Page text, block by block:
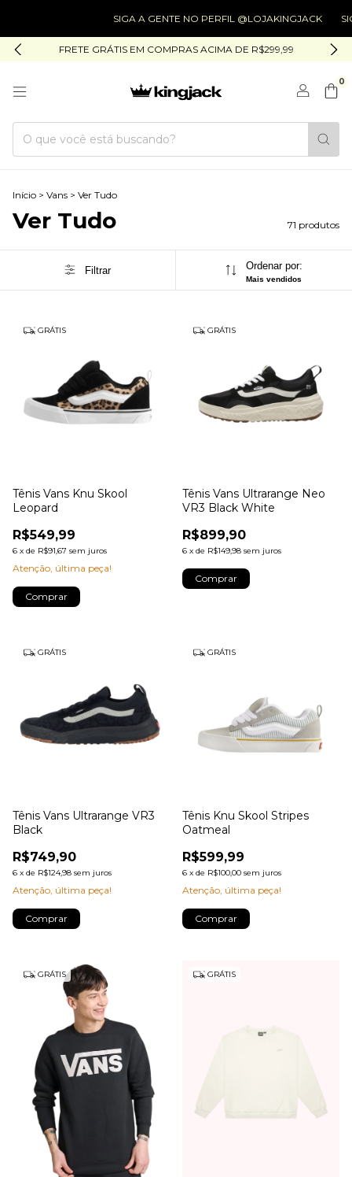
SIGA A GENTE NO PERFIL @LOJAKINGJACK SIGA A
FRETE GRÁTIS EM COMPRAS ACIMA DE R$299,99
0
Início > Vans > Ver Tudo
Ver Tudo 71 produtos
Filtrar Ordenar por:
Mais vendidos
GRÁTIS
Tênis Vans Knu Skool
Leopard
R$549,99
6 x de R$91,67 sem juros
Atenção, última peça!
Comprar
GRÁTIS
Tênis Vans Ultrarange Neo
VR3 Black White
R$899,90
6 x de R$149,98 sem juros
Comprar
GRÁTIS
Tênis Vans Ultrarange VR3
Black
R$749,90
6 x de R$124,98 sem juros
Atenção, última peça!
Comprar
GRÁTIS
Tênis Knu Skool Stripes
Oatmeal
R$599,99
6 x de R$100,00 sem juros
Atenção, última peça!
Comprar
GRÁTIS GRÁTIS